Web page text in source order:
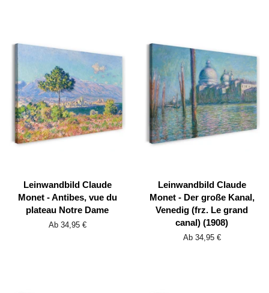
Leinwandbild Claude
Monet - Antibes, vue du
plateau Notre Dame
Ab 34,95 €
Leinwandbild Claude
Monet - Der große Kanal,
Venedig (frz. Le grand
canal) (1908)
Ab 34,95 €